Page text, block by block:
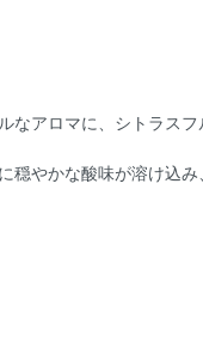
なアロマに、シトラス
穏やかな酸味が溶け込